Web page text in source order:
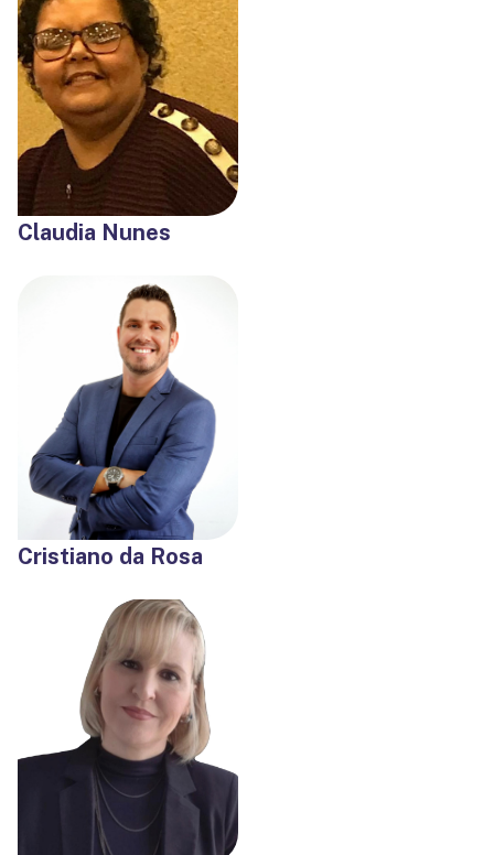
Claudia Nunes
Cristiano da Rosa